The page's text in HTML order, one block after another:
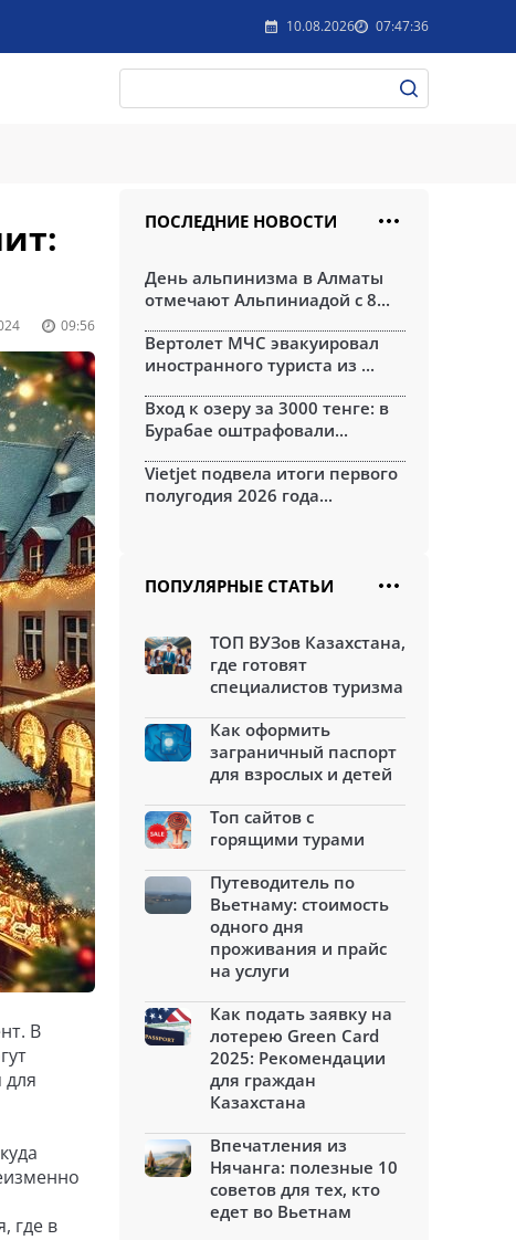
10.08.2026 07:47:36
09:56
В
где в
ПОСЛЕДНИЕ НОВОСТИ
День альпинизма в Алматы
отмечают Альпиниадой с 8...
Вертолет МЧС эвакуировал
иностранного туриста из ...
Вход к озеру за 3000 тенге: в
Бурабае оштрафовали...
Vietjet подвела итоги первого
полугодия 2026 года...
ПОПУЛЯРНЫЕ СТАТЬИ
ТОП ВУЗов Казахстана,
где готовят
специалистов туризма
Как оформить
заграничный паспорт
для взрослых и детей
Топ сайтов с
горящими турами
Путеводитель по
Вьетнаму: стоимость
одного дня
проживания и прайс
на услуги
Как подать заявку на
лотерею Green Card
2025: Рекомендации
для граждан
Казахстана
Впечатления из
Нячанга: полезные 10
советов для тех, кто
едет во Вьетнам